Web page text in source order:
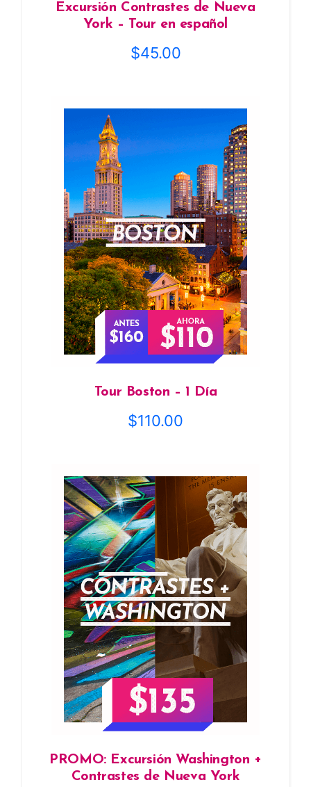
Excursión Contrastes de Nueva
York – Tour en español
$45.00
Tour Boston – 1 Día
$110.00
PROMO: Excursión Washington +
Contrastes de Nueva York